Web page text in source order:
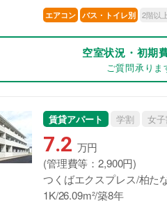
エアコン バス・トイレ別 2階以
空室状況・初期
ご質問承り
賃貸アパート 学割 女
7.2 万円
(管理費等：2,900円)
つくばエクスプレス/柏た
1K/26.09m²/築8年